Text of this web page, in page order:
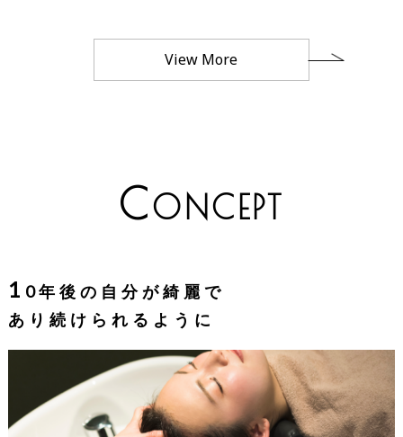
View More
CONCEPT
1 0年後の自分が綺麗で
あり続けられるように